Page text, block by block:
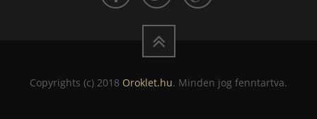
Copyrights (c) 2018 Oroklet.hu. Minden jog fenntartva.